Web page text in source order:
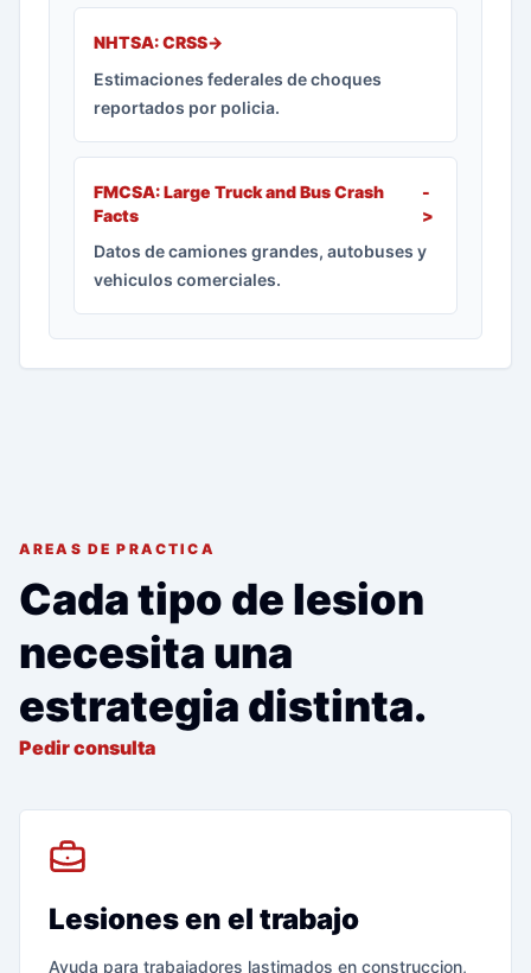
NHTSA: CRSS->
Estimaciones federales de choques
reportados por policia.
FMCSA: Large Truck and Bus Crash
Facts
-
>
Datos de camiones grandes, autobuses y
vehiculos comerciales.
AREAS DE PRACTICA
Cada tipo de lesion
necesita una
estrategia distinta.
Pedir consulta
Lesiones en el trabajo
Ayuda para trabajadores lastimados en construccion,